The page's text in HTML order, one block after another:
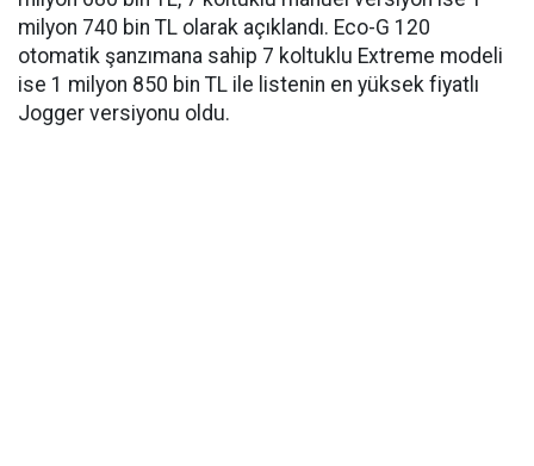
milyon 740 bin TL olarak açıklandı. Eco-G 120
otomatik şanzımana sahip 7 koltuklu Extreme modeli
ise 1 milyon 850 bin TL ile listenin en yüksek fiyatlı
Jogger versiyonu oldu.